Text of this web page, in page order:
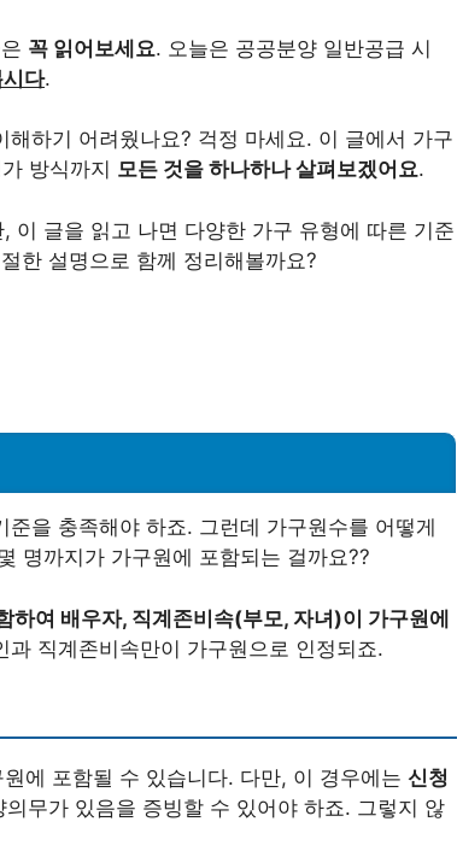
꼭 읽어보세요. 오늘은 공공분양 일반공급 시
다.
하기 어려웠나요? 걱정 마세요. 이 글에서 가구
방식까지 모든 것을 하나하나 살펴보겠어요.
이 글을 읽고 나면 다양한 가구 유형에 따른 기준
한 설명으로 함께 정리해볼까요?
을 충족해야 하죠. 그런데 가구원수를 어떻게
명까지가 가구원에 포함되는 걸까요??
하여 배우자, 직계존비속(부모, 자녀)이 가구원에
직계존비속만이 가구원으로 인정되죠.
에 포함될 수 있습니다. 다만, 이 경우에는 신청
무가 있음을 증빙할 수 있어야 하죠. 그렇지 않